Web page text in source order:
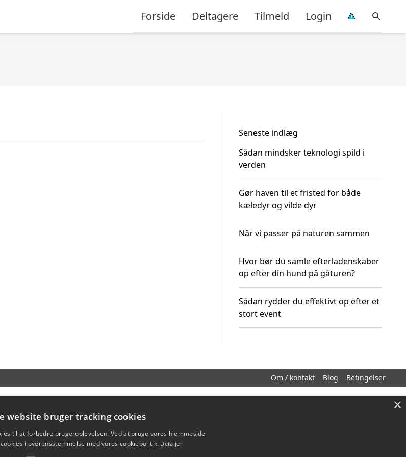
Forside Deltagere Tilmeld Login
Seneste indlæg
Sådan mindsker teknologi spild i
verden
Gør haven til et fristed for både
kæledyr og vilde dyr
Når vi passer på naturen sammen
Hvor bør du samle efterladenskaber
op efter din hund på gåturen?
Sådan rydder du effektivt op efter et
stort event
Om / kontakt Blog Betingelser
×
website bruger tracking cookies
til at forbedre brugeroplevelsen. Ved at bruge vores hjemmeside
i overensstemmelse med vores cookiepolitik. Detaljer